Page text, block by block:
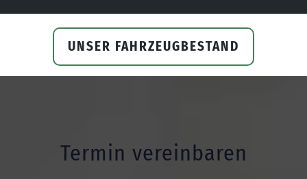
UNSER FAHRZEUGBESTAND
Termin vereinbaren